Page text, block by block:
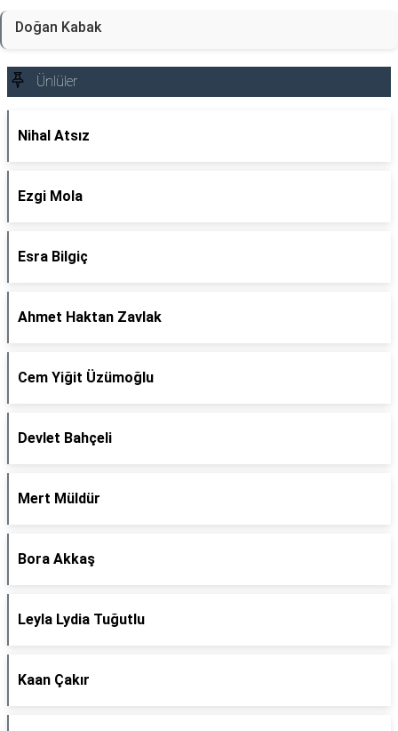
Doğan Kabak
Ünlüler
Nihal Atsız
Ezgi Mola
Esra Bilgiç
Ahmet Haktan Zavlak
Cem Yiğit Üzümoğlu
Devlet Bahçeli
Mert Müldür
Bora Akkaş
Leyla Lydia Tuğutlu
Kaan Çakır